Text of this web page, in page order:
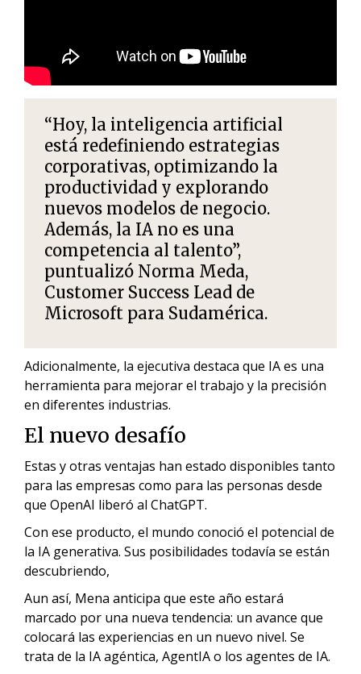
“Hoy, la inteligencia artificial
está redefiniendo estrategias
corporativas, optimizando la
productividad y explorando
nuevos modelos de negocio.
Además, la IA no es una
competencia al talento”,
puntualizó Norma Meda,
Customer Success Lead de
Microsoft para Sudamérica.
Adicionalmente, la ejecutiva destaca que IA es una
herramienta para mejorar el trabajo y la precisión
en diferentes industrias.
El nuevo desafío
Estas y otras ventajas han estado disponibles tanto
para las empresas como para las personas desde
que OpenAI liberó al ChatGPT.
Con ese producto, el mundo conoció el potencial de
la IA generativa. Sus posibilidades todavía se están
descubriendo,
Aun así, Mena anticipa que este año estará
marcado por una nueva tendencia: un avance que
colocará las experiencias en un nuevo nivel. Se
trata de la IA agéntica, AgentIA o los agentes de IA.